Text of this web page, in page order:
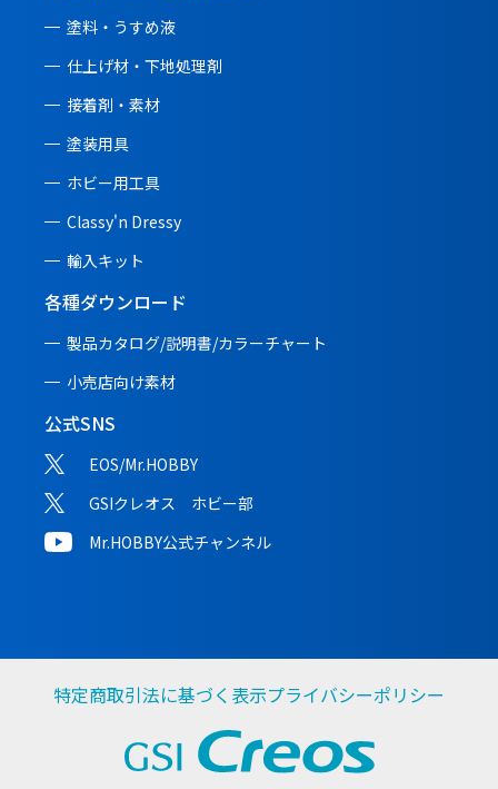
塗料・うすめ液
仕上げ材・下地処理剤
接着剤・素材
塗装用具
ホビー用工具
Classy'n Dressy
輸入キット
各種ダウンロード
製品カタログ/説明書/カラーチャート
小売店向け素材
公式SNS
EOS/Mr.HOBBY
GSIクレオス ホビー部
Mr.HOBBY公式チャンネル
特定商取引法に基づく表示プライバシーポリシー